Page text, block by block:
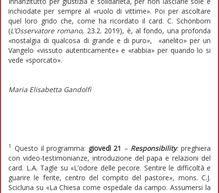
inchiodate per sempre al «ruolo di vittime». Poi per ascoltare
quel loro grido che, come ha ricordato il card. C. Schönborn
(L’Osservatore romano, 23.2. 2019), è, al fondo, una profonda
«nostalgia di qualcosa di grande e di puro», «anelito» per un
Vangelo «vissuto autenticamente» e «rabbia» per quando lo si
vede «sporcato».
Maria Elisabetta Gandolfi
1 Questo il programma: giovedì 21 – Responsibility: preghiera
con video-testimonianze, introduzione del papa e relazioni del
card. L.A. Tagle su «L’odore delle pecore. Sentire le difficoltà e
guarire le ferite, centro del compito del pastore», mons. C.J.
Scicluna su «La Chiesa come ospedale da campo. Assumersi la